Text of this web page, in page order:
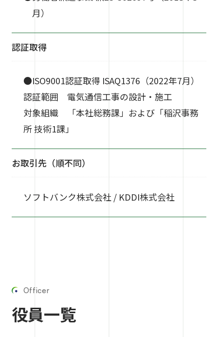
月）
認証取得
●ISO9001認証取得 ISAQ1376（2022年7月）
認証範囲 電気通信工事の設計・施工
対象組織 「本社総務課」および「稲沢事務
所 技術1課」
お取引先（順不同）
ソフトバンク株式会社 / KDDI株式会社
Officer
役員一覧